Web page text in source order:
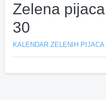
Zelena
30
KALENDAR ZELENIH PIJACA